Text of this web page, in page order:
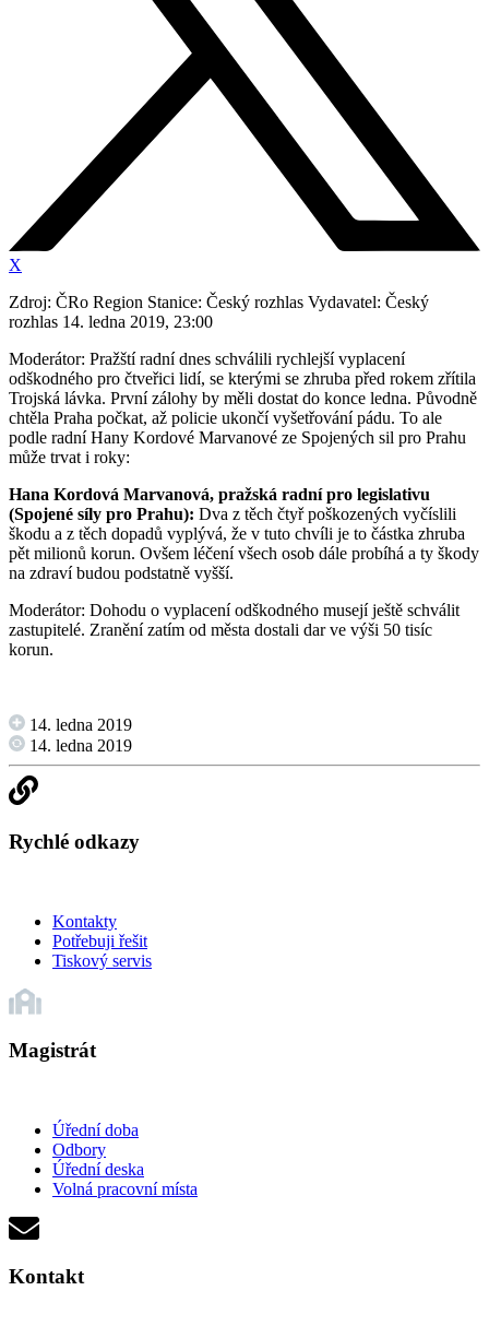
X
Zdroj: ČRo Region Stanice: Český rozhlas Vydavatel: Český
rozhlas 14. ledna 2019, 23:00
Moderátor: Pražští radní dnes schválili rychlejší vyplacení
odškodného pro čtveřici lidí, se kterými se zhruba před rokem zřítila
Trojská lávka. První zálohy by měli dostat do konce ledna. Původně
chtěla Praha počkat, až policie ukončí vyšetřování pádu. To ale
podle radní Hany Kordové Marvanové ze Spojených sil pro Prahu
může trvat i roky:
Hana Kordová Marvanová, pražská radní pro legislativu
(Spojené síly pro Prahu): Dva z těch čtyř poškozených vyčíslili
škodu a z těch dopadů vyplývá, že v tuto chvíli je to částka zhruba
pět milionů korun. Ovšem léčení všech osob dále probíhá a ty škody
na zdraví budou podstatně vyšší.
Moderátor: Dohodu o vyplacení odškodného musejí ještě schválit
zastupitelé. Zranění zatím od města dostali dar ve výši 50 tisíc
korun.
14. ledna 2019
14. ledna 2019
Rychlé odkazy
Kontakty
Potřebuji řešit
Tiskový servis
Magistrát
Úřední doba
Odbory
Úřední deska
Volná pracovní místa
Kontakt